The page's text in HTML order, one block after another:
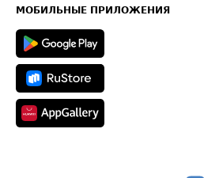
Техническая информация
МОБИЛЬНЫЕ ПРИЛОЖЕНИЯ